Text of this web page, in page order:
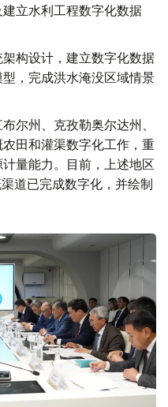
立水利工程数字化数据
构设计，建立数字化数据
，完成洪水淹没区域情景
尔州、克孜勒奥尔达州、
田和灌渠数字化工作，重
量能力。目前，上述地区
道已完成数字化，并绘制